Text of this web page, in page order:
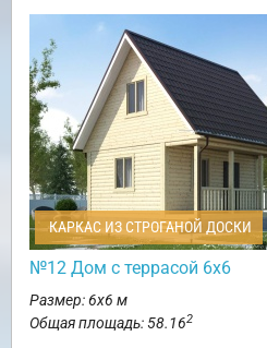
КАРКАС ИЗ СТРОГАНОЙ ДОСКИ
№12 Дом с террасой 6х6
Размер: 6х6 м
Общая площадь: 58.162